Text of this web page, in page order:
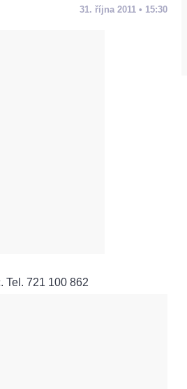
31. října 2011 • 15:30
Tel. 721 100 862